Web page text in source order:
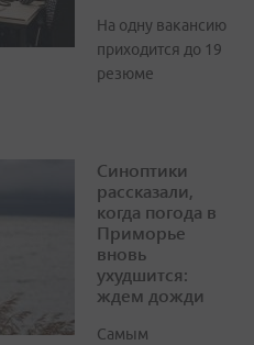
На одну вакансию
приходится до 19
резюме
Синоптики
рассказали,
когда погода в
Приморье
вновь
ухудшится:
ждем дожди
Самым